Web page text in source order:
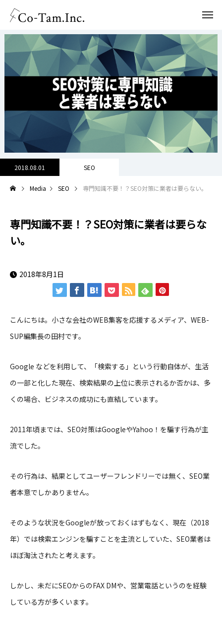
2018.08.01 SEO
Media SEO 専門知識不要！？SEO対策に業者は要らない。
専門知識不要！？SEO対策に業者は要らな
い。
2018年8月1日
こんにちは。小さな会社のWEB集客を応援するメディア、WEB-
SUP編集長の田村です。
Google などを利用して、「検索する」という行動自体が、生活
の一部と化した現在、検索結果の上位に表示されるか否かは、多
くの場合、ビジネスの成功にも直結しています。
2011年頃までは、SEO対策はGoogleやYahoo！を騙す行為が主
流でした。
その行為は、結果としてユーザーフレンドリーでは無く、SEO業
者本意でしかありません。
そのような状況をGoogleが放っておくはずもなく、現在（2018
年）では検索エンジンを騙すことを主流としていた、SEO業者は
ほぼ淘汰されたと考えます。
しかし、未だにSEOからのFAX DMや、営業電話というのを経験
している方が多くいます。